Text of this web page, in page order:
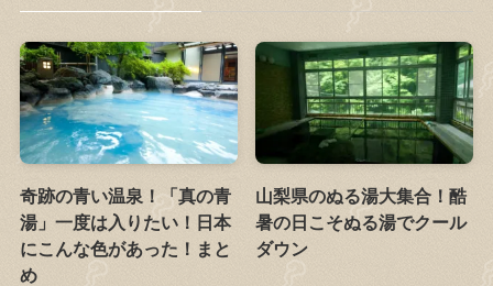
奇跡の青い温泉！「真の青
湯」一度は入りたい！日本
にこんな色があった！まと
め
山梨県のぬる湯大集合！酷
暑の日こそぬる湯でクール
ダウン